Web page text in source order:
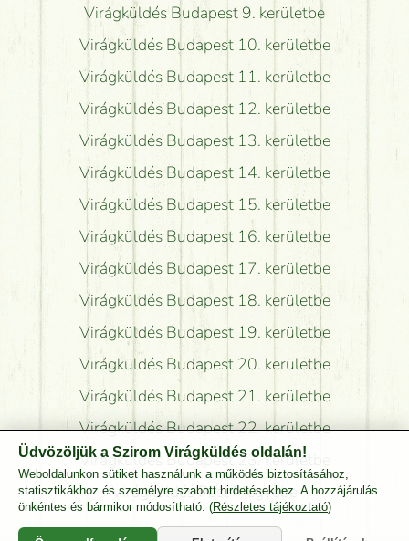
Virágküldés Budapest 9. kerületbe
Virágküldés Budapest 10. kerületbe
Virágküldés Budapest 11. kerületbe
Virágküldés Budapest 12. kerületbe
Virágküldés Budapest 13. kerületbe
Virágküldés Budapest 14. kerületbe
Virágküldés Budapest 15. kerületbe
Virágküldés Budapest 16. kerületbe
Virágküldés Budapest 17. kerületbe
Virágküldés Budapest 18. kerületbe
Virágküldés Budapest 19. kerületbe
Virágküldés Budapest 20. kerületbe
Virágküldés Budapest 21. kerületbe
Virágküldés Budapest 22. kerületbe
Virágküldés Budapest 23. kerületbe
Virágküldés Pest Megyébe
Üdvözöljük a Szirom Virágküldés oldalán!
Weboldalunkon sütiket használunk a működés biztosításához,
statisztikákhoz és személyre szabott hirdetésekhez. A hozzájárulás
önkéntes és bármikor módosítható. (Részletes tájékoztató)